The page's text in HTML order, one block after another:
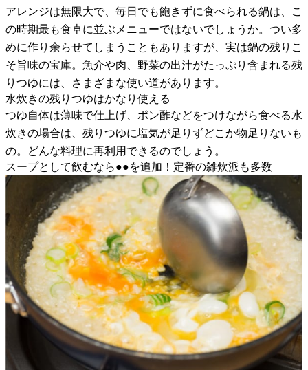
アレンジは無限大で、毎日でも飽きずに食べられる鍋は、こ
の時期最も食卓に並ぶメニューではないでしょうか。つい多
めに作り余らせてしまうこともありますが、実は鍋の残りこ
そ旨味の宝庫。魚介や肉、野菜の出汁がたっぷり含まれる残
りつゆには、さまざまな使い道があります。
水炊きの残りつゆはかなり使える
つゆ自体は薄味で仕上げ、ポン酢などをつけながら食べる水
炊きの場合は、残りつゆに塩気が足りずどこか物足りないも
の。どんな料理に再利用できるのでしょう。
スープとして飲むなら●●を追加！定番の雑炊派も多数